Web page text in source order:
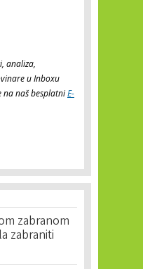
analiza,
u Inboxu
na naš besplatniE-
zabranom
zabraniti